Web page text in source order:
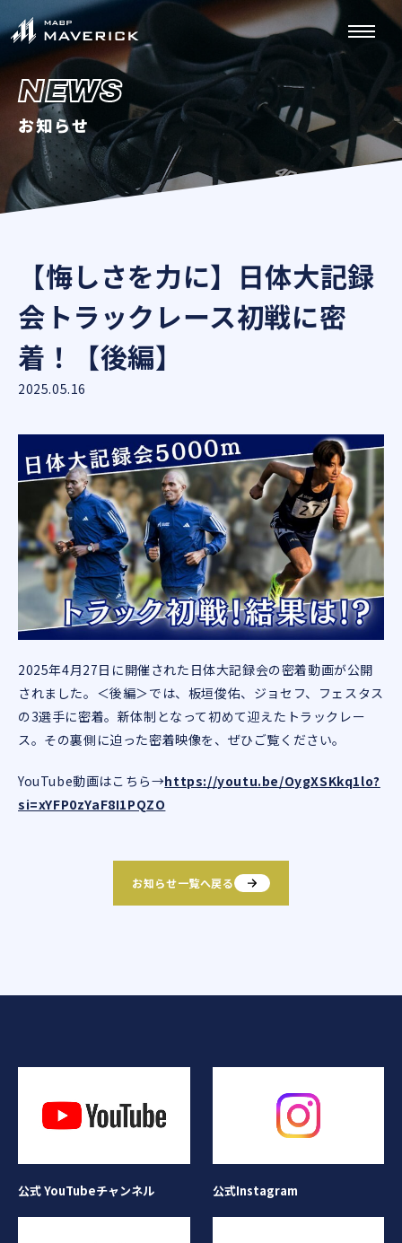
NEWS
お知らせ
【悔しさを力に】日体大記録
会トラックレース初戦に密
着！【後編】
2025.05.16
2025年4月27日に開催された日体大記録会の密着動画が公開
されました。＜後編＞では、板垣俊佑、ジョセフ、フェスタス
の3選手に密着。新体制となって初めて迎えたトラックレー
ス。その裏側に迫った密着映像を、ぜひご覧ください。
YouTube動画はこちら→https://youtu.be/OygXSKkq1lo?
si=xYFP0zYaF8I1PQZO
お知らせ一覧へ戻る
公式 YouTubeチャンネル 公式Instagram